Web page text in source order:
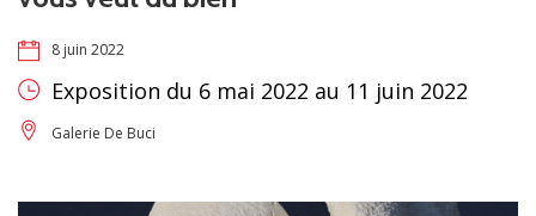
8 juin 2022
Exposition du 6 mai 2022 au 11 juin 2022
Galerie De Buci